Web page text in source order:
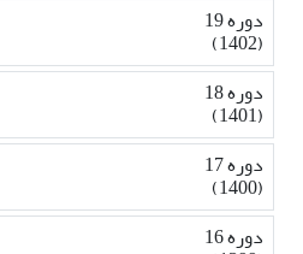
دوره 19
(1402)
دوره 18
(1401)
دوره 17
(1400)
دوره 16